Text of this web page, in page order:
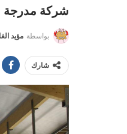
شركة مدرجة في ناسداك تشتري
بواسطة مؤيد
شارك